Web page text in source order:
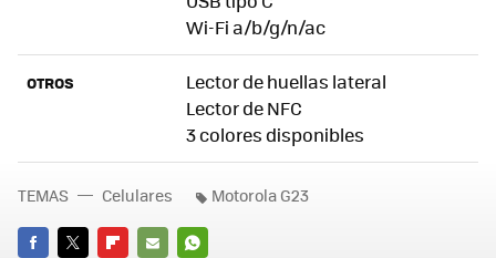
Wi-Fi a/b/g/n/ac
OTROS
Lector de huellas lateral
Lector de NFC
3 colores disponibles
TEMAS Celulares Motorola G23